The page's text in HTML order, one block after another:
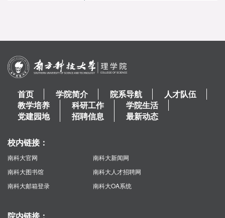
首页 学院简介 院系导航
人才队伍
教学培养
科研工作
学院生活
党建园地
招聘信息 最新动态
校内链接：
南科大官网
南科大新闻网
南科大图书馆
南科大人才招聘网
南科大邮箱登录
南科大OA系统